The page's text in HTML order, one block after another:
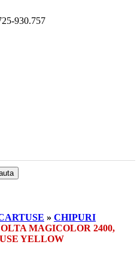
930.757
» CHIPURI
MAGICOLOR 2400,
YELLOW